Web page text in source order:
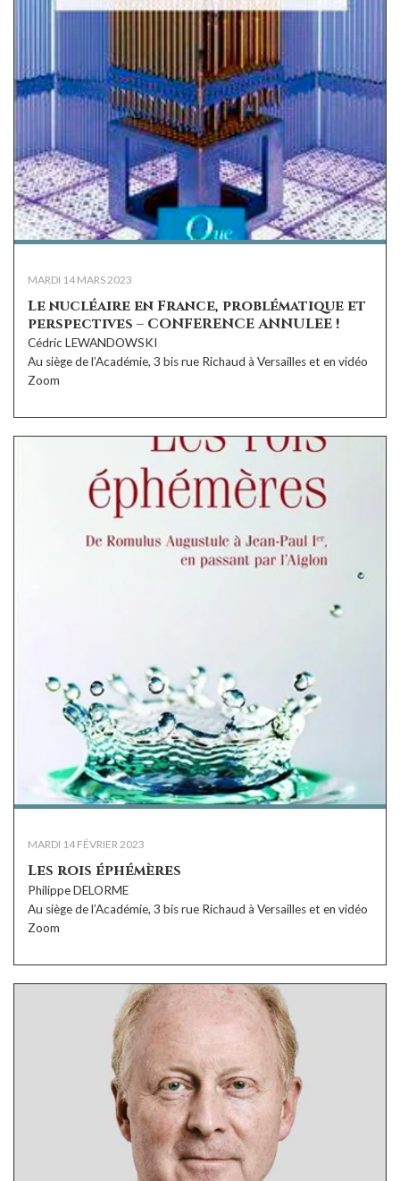
MARDI 14 MARS 2023
Le nucléaire en France, problématique et
perspectives – CONFERENCE ANNULEE !
Cédric LEWANDOWSKI
Au siège de l’Académie, 3 bis rue Richaud à Versailles et en vidéo
Zoom
MARDI 14 FÉVRIER 2023
Les rois éphémères
Philippe DELORME
Au siège de l’Académie, 3 bis rue Richaud à Versailles et en vidéo
Zoom